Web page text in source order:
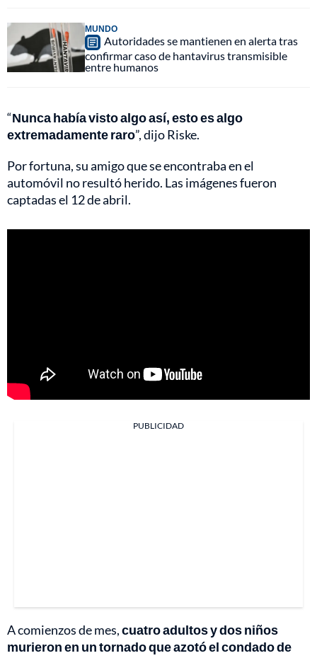
MUNDO
Autoridades se mantienen en alerta tras
confirmar caso de hantavirus transmisible
entre humanos
“Nunca había visto algo así, esto es algo
extremadamente raro”, dijo Riske.
Por fortuna, su amigo que se encontraba en el
automóvil no resultó herido. Las imágenes fueron
captadas el 12 de abril.
PUBLICIDAD
A comienzos de mes,cuatro adultos y dos niños
murieron en un tornado que azotó el condado de